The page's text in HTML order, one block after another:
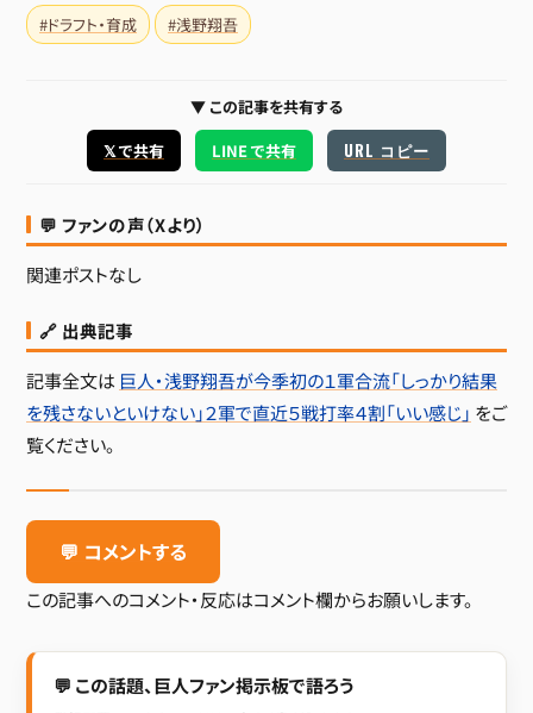
#ドラフト・育成 #浅野翔吾
▼ この記事を共有する
𝕏 で共有
LINE で共有 URL コピー
💬 ファンの声（Xより）
関連ポストなし
🔗 出典記事
記事全文は 巨人・浅野翔吾が今季初の１軍合流「しっかり結果
を残さないといけない」２軍で直近５戦打率４割「いい感じ」 をご
覧ください。
💬 コメントする
この記事へのコメント・反応はコメント欄からお願いします。
💬 この話題、巨人ファン掲示板で語ろう